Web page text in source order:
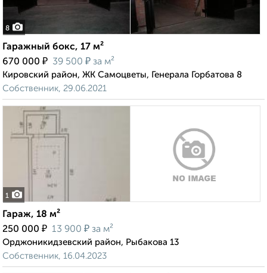
8
Гаражный бокс, 17 м²
670 000 ₽ 39 500 ₽ за м²
Кировский район, ЖК Самоцветы, Генерала Горбатова 8
Собственник, 29.06.2021
1
Гараж, 18 м²
250 000 ₽ 13 900 ₽ за м²
Орджоникидзевский район, Рыбакова 13
Собственник, 16.04.2023